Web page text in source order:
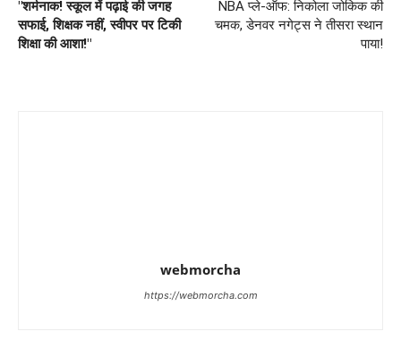
"शर्मनाक! स्कूल में पढ़ाई की जगह
सफाई, शिक्षक नहीं, स्वीपर पर टिकी
शिक्षा की आशा!"
NBA प्ले-ऑफ: निकोला जोकिक की
चमक, डेनवर नगेट्स ने तीसरा स्थान
पाया!
webmorcha
https://webmorcha.com